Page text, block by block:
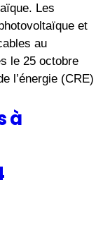
Les
et
au
le 25 octobre
l’énergie (CRE)
à